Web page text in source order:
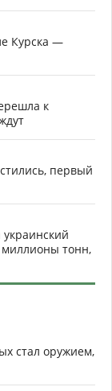
Курска —
к
первый
миллионы тонн,
стал оружием,